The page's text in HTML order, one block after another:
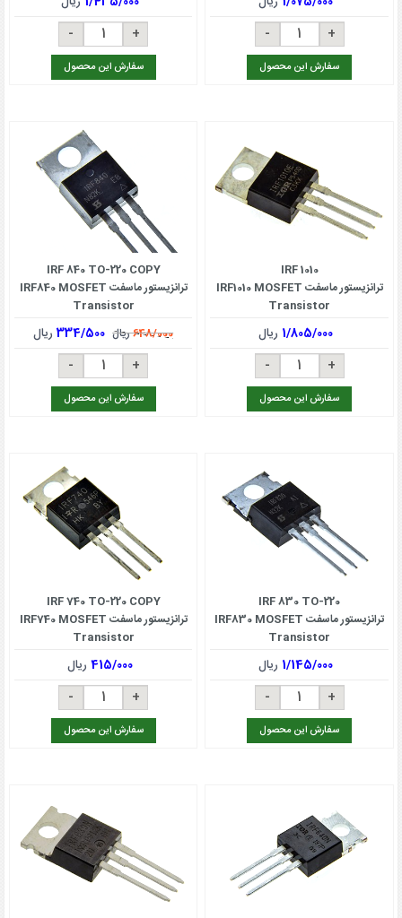
سفارش این محصول سفارش این محصول
IRF 1010
ترانزیستور ماسفت IRF1010 MOSFET
Transistor
1/805/000 ریال
سفارش این محصول
IRF 840 TO-220 COPY
ترانزیستور ماسفت IRF840 MOSFET
Transistor
648/000ریال 334/500ریال
سفارش این محصول
IRF 830 TO-220
ترانزیستور ماسفت IRF830 MOSFET
Transistor
1/145/000 ریال
سفارش این محصول
IRF 740 TO-220 COPY
ترانزیستور ماسفت IRF740 MOSFET
Transistor
415/000 ریال
سفارش این محصول